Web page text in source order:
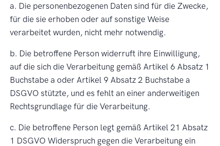
a. Die personenbezogenen Daten sind für die Zwecke,
für die sie erhoben oder auf sonstige Weise
verarbeitet wurden, nicht mehr notwendig.
b. Die betroffene Person widerruft ihre Einwilligung,
auf die sich die Verarbeitung gemäß Artikel 6 Absatz 1
Buchstabe a oder Artikel 9 Absatz 2 Buchstabe a
DSGVO stützte, und es fehlt an einer anderweitigen
Rechtsgrundlage für die Verarbeitung.
c. Die betroffene Person legt gemäß Artikel 21 Absatz
1 DSGVO Widerspruch gegen die Verarbeitung ein